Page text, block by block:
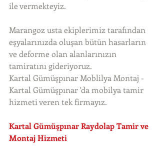
ile vermekteyiz.
Marangoz usta ekiplerimiz tarafından
eşyalarınızda oluşan bütün hasarların
ve deforme olan alanlarınızın
tamiratını gideriyoruz.
Kartal Gümüşpınar Moblilya Montaj -
Kartal Gümüşpınar 'da mobilya tamir
hizmeti veren tek firmayız.
Kartal Gümüşpınar Raydolap Tamir ve
Montaj Hizmeti